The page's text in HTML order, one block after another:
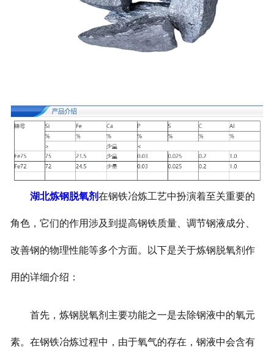
湖北球化剂
湖北增碳剂
湖北炼钢脱氧剂在钢铁冶炼工艺中扮演着至关重要的
角色，它们的作用涉及到提高钢铁质量、调节钢液成分、
改善钢的物理性能等多个方面。以下是关于炼钢脱氧剂作
用的详细介绍：
首先，炼钢脱氧剂主要功能之一是去除钢液中的氧元
素。在钢铁冶炼过程中，由于氧气的存在，钢液中会含有